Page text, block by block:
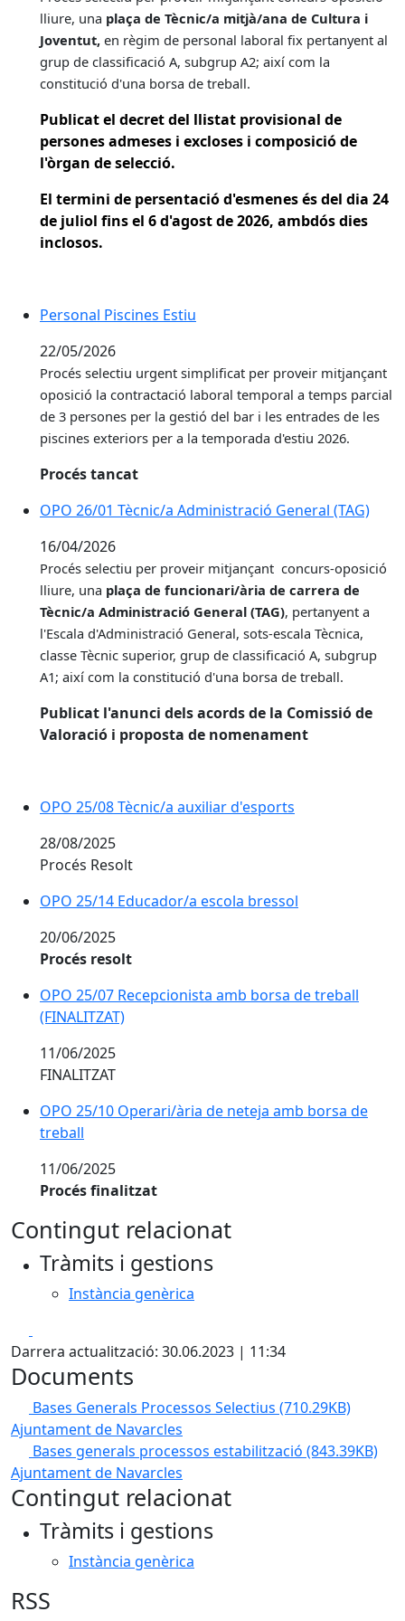
lliure, una plaça de Tècnic/a mitjà/ana de Cultura i
Joventut, en règim de personal laboral fix pertanyent al
grup de classificació A, subgrup A2; així com la
constitució d'una borsa de treball.
Publicat el decret del llistat provisional de
persones admeses i excloses i composició de
l'òrgan de selecció.
El termini de persentació d'esmenes és del dia 24
de juliol fins el 6 d'agost de 2026, ambdós dies
inclosos.
Personal Piscines Estiu
22/05/2026
Procés selectiu urgent simplificat per proveir mitjançant
oposició la contractació laboral temporal a temps parcial
de 3 persones per la gestió del bar i les entrades de les
piscines exteriors per a la temporada d'estiu 2026.
Procés tancat
OPO 26/01 Tècnic/a Administració General (TAG)
16/04/2026
Procés selectiu per proveir mitjançant concurs-oposició
lliure, una plaça de funcionari/ària de carrera de
Tècnic/a Administració General (TAG), pertanyent a
l'Escala d'Administració General, sots-escala Tècnica,
classe Tècnic superior, grup de classificació A, subgrup
A1; així com la constitució d'una borsa de treball.
Publicat l'anunci dels acords de la Comissió de
Valoració i proposta de nomenament
OPO 25/08 Tècnic/a auxiliar d'esports
28/08/2025
Procés Resolt
OPO 25/14 Educador/a escola bressol
20/06/2025
Procés resolt
OPO 25/07 Recepcionista amb borsa de treball
(FINALITZAT)
11/06/2025
FINALITZAT
OPO 25/10 Operari/ària de neteja amb borsa de
treball
11/06/2025
Procés finalitzat
Contingut relacionat
Tràmits i gestions
Instància genèrica
Darrera actualització: 30.06.2023 | 11:34
Documents
Bases Generals Processos Selectius (710.29KB)
Ajuntament de Navarcles
Bases generals processos estabilització (843.39KB)
Ajuntament de Navarcles
Contingut relacionat
Tràmits i gestions
Instància genèrica
RSS